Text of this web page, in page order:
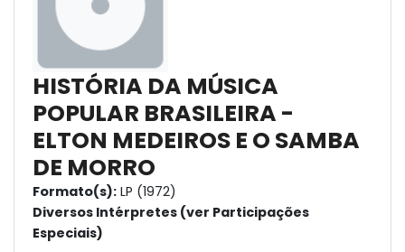
HISTÓRIA DA MÚSICA
POPULAR BRASILEIRA -
ELTON MEDEIROS E O SAMBA
DE MORRO
Formato(s): LP (1972)
Diversos Intérpretes (ver Participações
Especiais)